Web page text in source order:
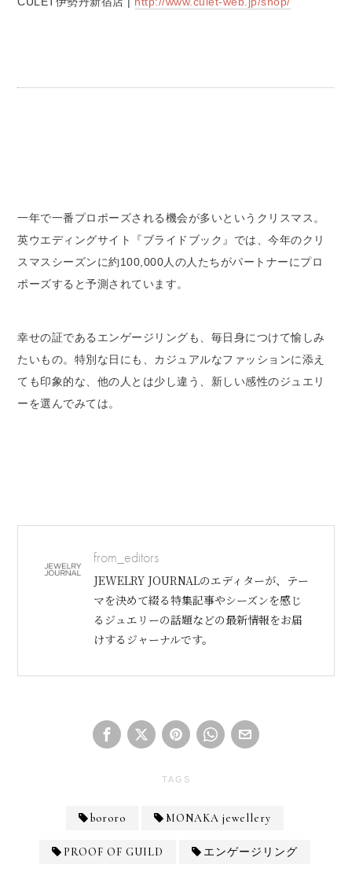
一年で一番プロポーズされる機会が多いというクリスマス。
英ウエディングサイト『ブライドブック』では、今年のクリ
スマスシーズンに約100,000人の人たちがパートナーにプロ
ポーズすると予測されています。
幸せの証であるエンゲージリングも、毎日身につけて愉しみ
たいもの。特別な日にも、カジュアルなファッションに添え
ても印象的な、他の人とは少し違う、新しい感性のジュエリ
ーを選んでみては。
from_editors
JEWELRY JOURNALのエディターが、テー
マを決めて綴る特集記事やシーズンを感じ
るジュエリーの話題などの最新情報をお届
けするジャーナルです。
TAGS
bororo MONAKA jewellery
PROOF OF GUILD エンゲージリング